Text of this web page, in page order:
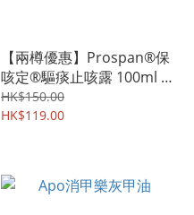
【兩樽優惠】Prospan®保
咳定®驅痰止咳露 100ml -
小綠葉止咳水 綠樹葉止咳
水
HK$150.00
HK$119.00